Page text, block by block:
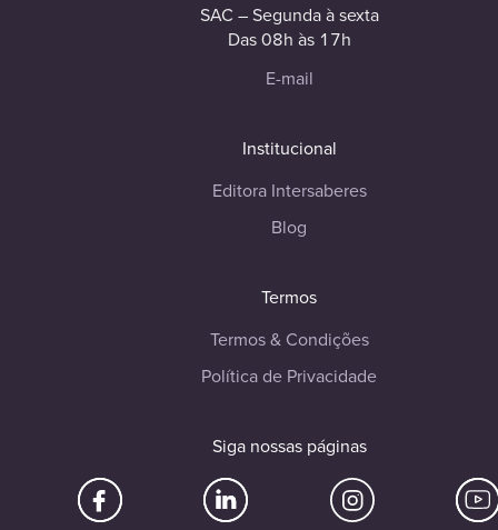
SAC – Segunda à sexta
Das 08h às 17h
E-mail
Institucional
Editora Intersaberes
Blog
Termos
Termos & Condições
Política de Privacidade
Siga nossas páginas